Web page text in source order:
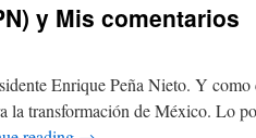
y Mis comentarios
Enrique Peña Nieto. Y como
la transformación de México. Lo